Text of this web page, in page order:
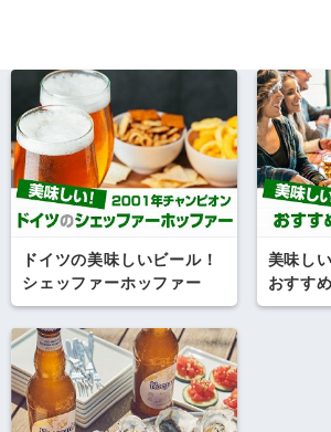
ドイツの美味しいビール！
シェッファーホッファー
美味し
おすす